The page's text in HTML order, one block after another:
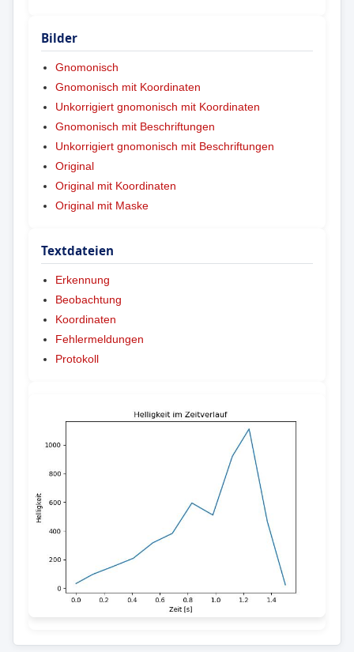
Bilder
Gnomonisch
Gnomonisch mit Koordinaten
Unkorrigiert gnomonisch mit Koordinaten
Gnomonisch mit Beschriftungen
Unkorrigiert gnomonisch mit Beschriftungen
Original
Original mit Koordinaten
Original mit Maske
Textdateien
Erkennung
Beobachtung
Koordinaten
Fehlermeldungen
Protokoll